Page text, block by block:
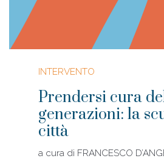
INTERVENTO
Prendersi cura
generazioni: la
città
a cura di FRANCESCO